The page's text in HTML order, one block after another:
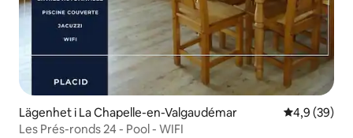
Lägenhet i La Chapelle-en-Valgaudémar 4,9 av 5 i
4,9 (39)
Les Prés-ronds 24 - Pool - WIFI